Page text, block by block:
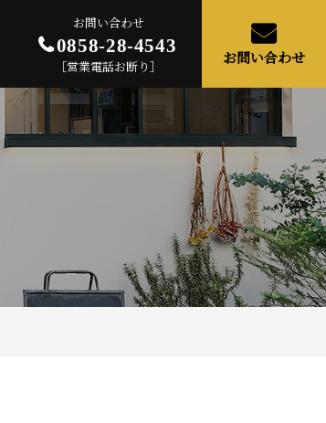
お問い合わせ
0858-28-4543
［営業電話お断り］
お問い合わせ